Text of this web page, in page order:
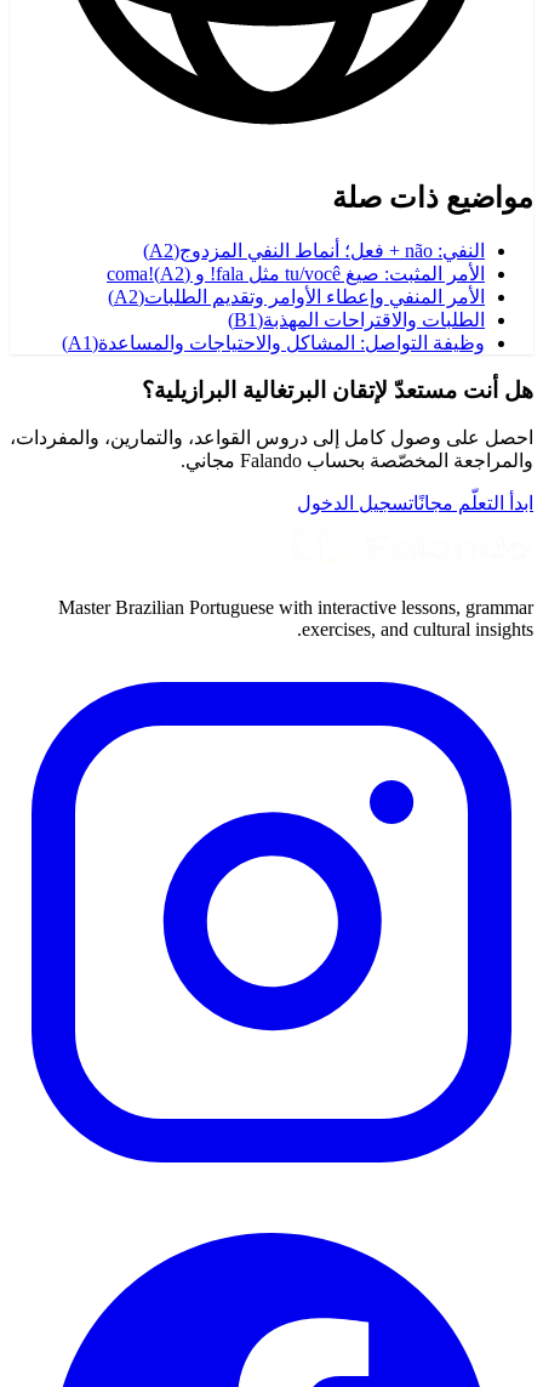
مواضيع ذات صلة
النفي: não + فعل؛ أنماط النفي المزدوج (
A2
)
الأمر المثبت: صيغ tu/você مثل fala! و coma!
(A2)
الأمر المنفي وإعطاء الأوامر وتقديم الطلبات(
A2
)
الطلبات والاقتراحات المهذبة(
B1
)
وظيفة التواصل: المشاكل والاحتياجات والمساعدة(
A1
)
هل أنت مستعدّ لإتقان البرتغالية البرازيلية؟
احصل على وصول كامل إلى دروس القواعد، والتمارين، والمفردات،
والمراجعة المخصّصة بحساب Falando مجاني.
ابدأ التعلّم مجانًاتسجيل الدخول
Master Brazilian Portuguese with interactive lessons, grammar
exercises, and cultural insights.